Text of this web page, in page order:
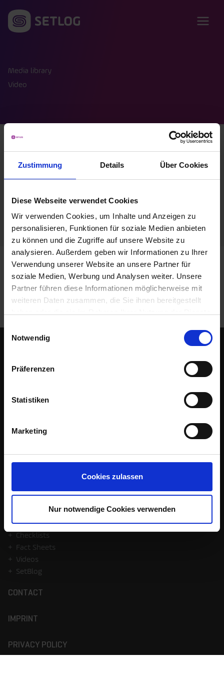
Zustimmung Details Über Cookies
Diese Webseite verwendet Cookies
Wir verwenden Cookies, um Inhalte und Anzeigen zu
personalisieren, Funktionen für soziale Medien anbieten
zu können und die Zugriffe auf unsere Website zu
analysieren. Außerdem geben wir Informationen zu Ihrer
Verwendung unserer Website an unsere Partner für
soziale Medien, Werbung und Analysen weiter. Unsere
Partner führen diese Informationen möglicherweise mit
weiteren Daten zusammen, die Sie ihnen bereitgestellt
Einwilligungsauswahl
Notwendig
Präferenzen
Statistiken
Marketing
Cookies zulassen
Nur notwendige Cookies verwenden
Media library
Video
All Case Studies
Checklists
Customer Success Sheets
Data analysis
E-Books
Fact Sheets Podcast
Video
Global Logistics
Customers
Press
Case Studies
Checklists
Fact Sheets
Videos
SetBlog
CONTACT
IMPRINT
PRIVACY POLICY